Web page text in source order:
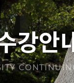
강안